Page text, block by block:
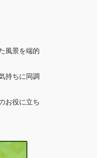
風景を端的
持ちに同調
お役に立ち